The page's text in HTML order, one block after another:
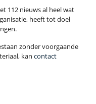
112 nieuws al heel wat
heeft tot doel
zonder voorgaande
kan contact